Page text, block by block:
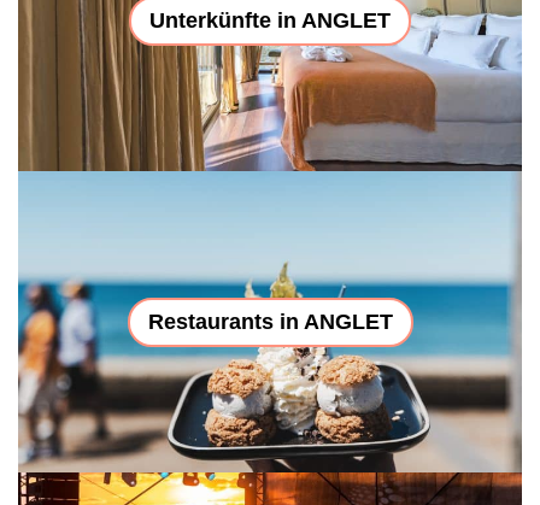
Unterkünfte in ANGLET
Restaurants in ANGLET